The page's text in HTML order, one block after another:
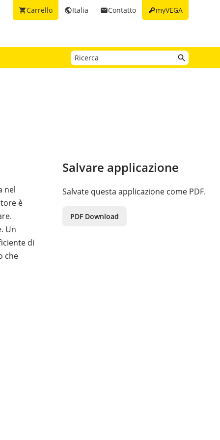
keymyVEGA
emailContatto
publicItalia
shopping_cartCarrello
nel
è
Un
di
che
Salvare applicazione
Salvate questa applicazione come PDF.
PDF Download